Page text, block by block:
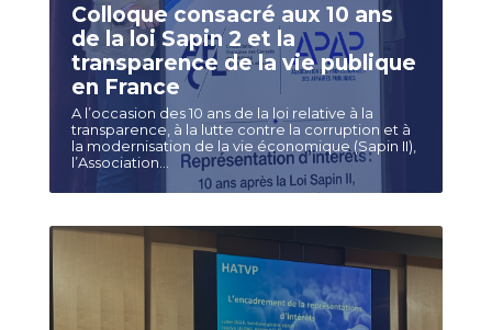
Colloque consacré aux 10 ans
de la loi Sapin 2 et la
transparence de la vie publique
en France
A l’occasion des 10 ans de la loi relative à la
transparence, à la lutte contre la corruption et à
la modernisation de la vie économique (Sapin II),
l’Association...